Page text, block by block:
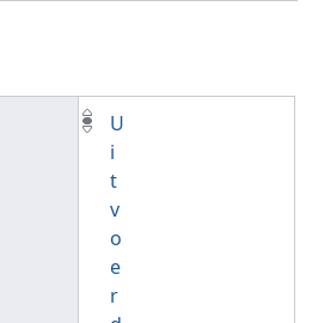
U
i
t
v
o
e
r